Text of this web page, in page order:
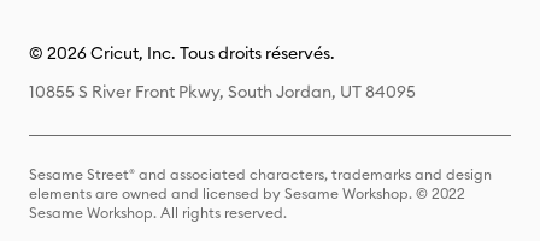
© 2026 Cricut, Inc. Tous droits réservés.
10855 S River Front Pkwy, South Jordan, UT 84095
Sesame Street® and associated characters, trademarks and design
elements are owned and licensed by Sesame Workshop. © 2022
Sesame Workshop. All rights reserved.